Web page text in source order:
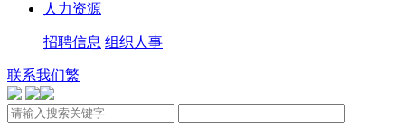
人力资源
招聘信息 组织人事
联系我们繁